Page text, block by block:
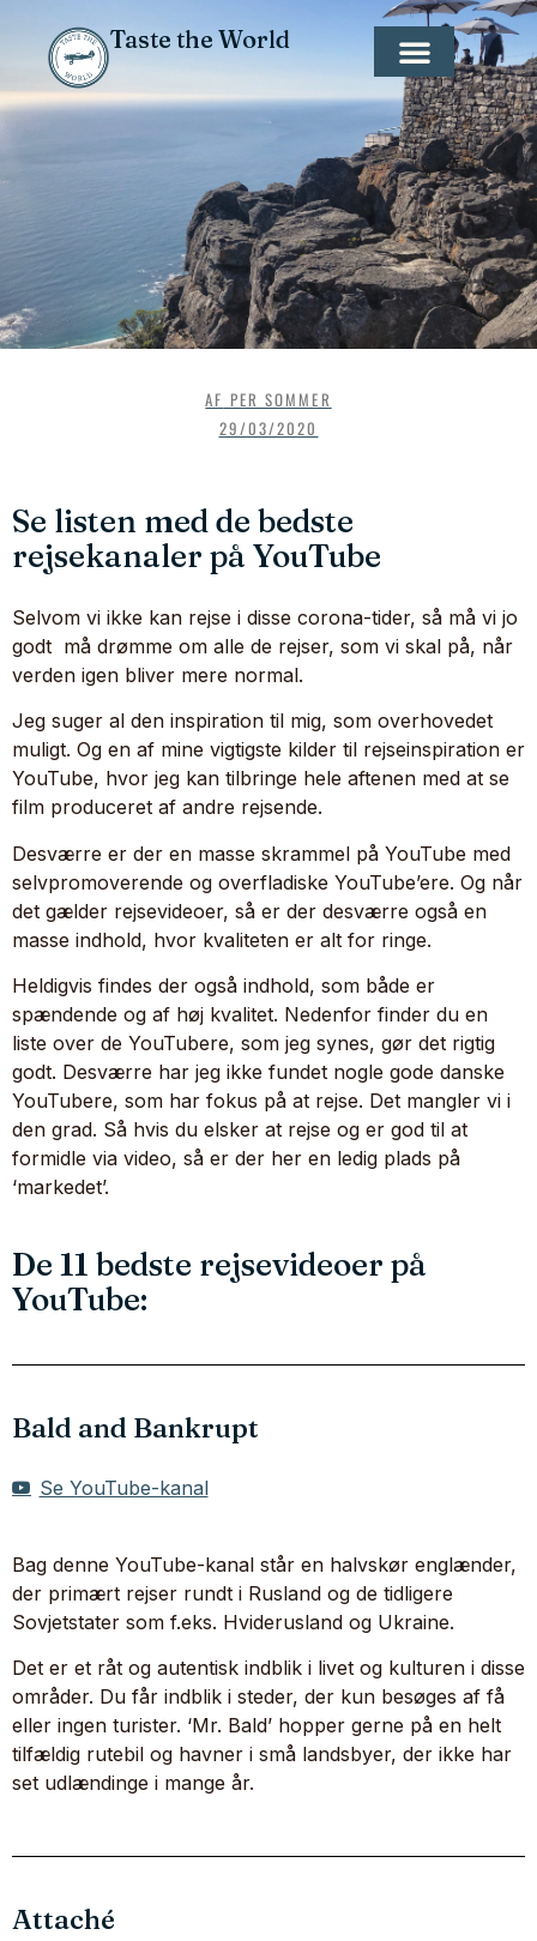
Taste the World
AF PER SOMMER
29/03/2020
Se listen med de bedste
rejsekanaler på YouTube
Selvom vi ikke kan rejse i disse corona-tider, så må vi jo
godt må drømme om alle de rejser, som vi skal på, når
verden igen bliver mere normal.
Jeg suger al den inspiration til mig, som overhovedet
muligt. Og en af mine vigtigste kilder til rejseinspiration er
YouTube, hvor jeg kan tilbringe hele aftenen med at se
film produceret af andre rejsende.
Desværre er der en masse skrammel på YouTube med
selvpromoverende og overfladiske YouTube’ere. Og når
det gælder rejsevideoer, så er der desværre også en
masse indhold, hvor kvaliteten er alt for ringe.
Heldigvis findes der også indhold, som både er
spændende og af høj kvalitet. Nedenfor finder du en
liste over de YouTubere, som jeg synes, gør det rigtig
godt. Desværre har jeg ikke fundet nogle gode danske
YouTubere, som har fokus på at rejse. Det mangler vi i
den grad. Så hvis du elsker at rejse og er god til at
formidle via video, så er der her en ledig plads på
‘markedet’.
De 11 bedste rejsevideoer på
YouTube:
Bald and Bankrupt
Se YouTube-kanal
Bag denne YouTube-kanal står en halvskør englænder,
der primært rejser rundt i Rusland og de tidligere
Sovjetstater som f.eks. Hviderusland og Ukraine.
Det er et råt og autentisk indblik i livet og kulturen i disse
områder. Du får indblik i steder, der kun besøges af få
eller ingen turister. ‘Mr. Bald’ hopper gerne på en helt
tilfældig rutebil og havner i små landsbyer, der ikke har
set udlændinge i mange år.
Attaché